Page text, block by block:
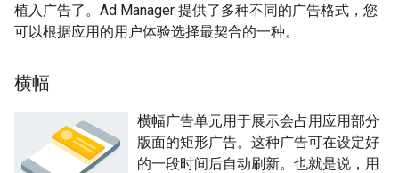
植入广告了。Ad Manager 提供了多种不同的广告格式，您
可以根据应用的用户体验选择最契合的一种。
横幅
横幅广告单元用于展示会占用应用部分
版面的矩形广告。这种广告可在设定好
的一段时间后自动刷新。也就是说，用